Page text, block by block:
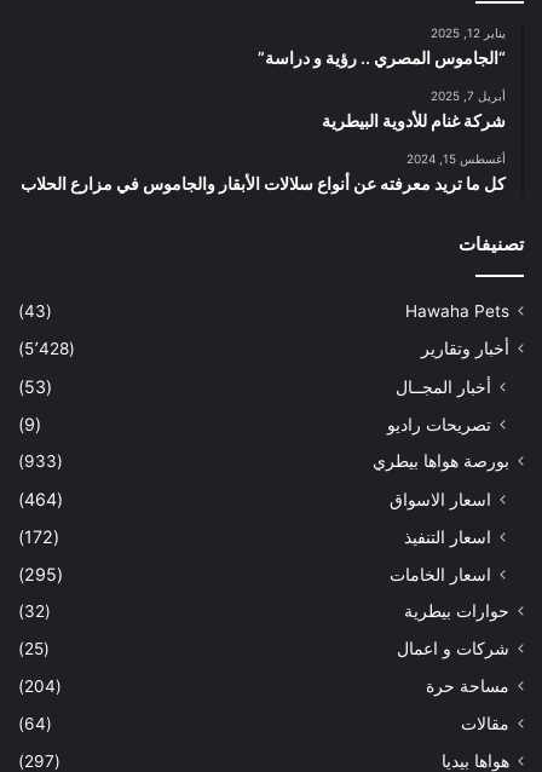
يناير 12, 2025
“الجاموس المصري .. رؤية و دراسة”
أبريل 7, 2025
شركة غنام للأدوية البيطرية
أغسطس 15, 2024
كل ما تريد معرفته عن أنواع سلالات الأبقار والجاموس في مزارع الحلاب
تصنيفات
Hawaha Pets
(43)
أخبار وتقارير
(5٬428)
أخبار المجــال
(53)
تصريحات راديو
(9)
بورصة هواها بيطري (933)
اسعار الاسواق
(464)
اسعار التنفيذ
(172)
اسعار الخامات
(295)
حوارات بيطرية
(32)
شركات و اعمال
(25)
مساحة حرة
(204)
مقالات
(64)
هواها بيديا
(297)